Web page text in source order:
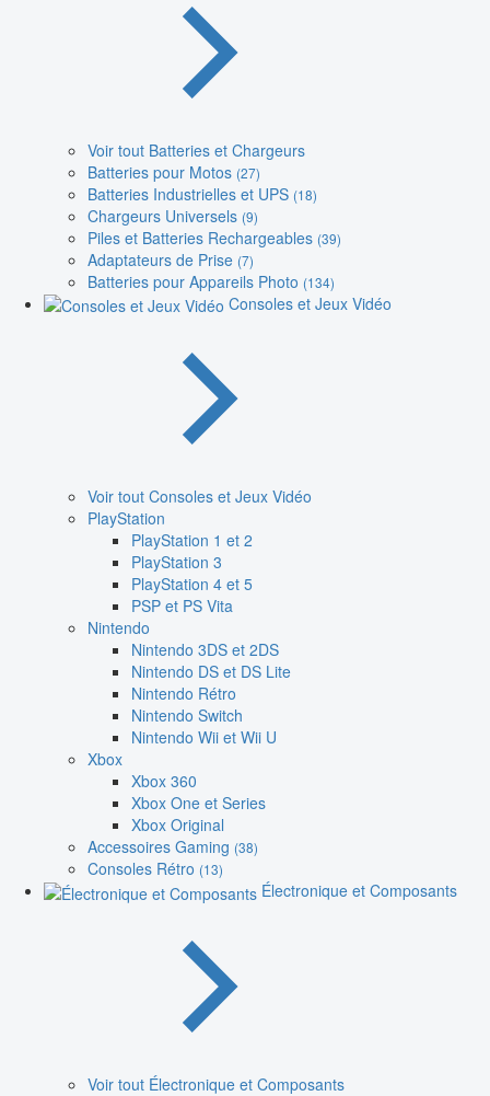
Voir tout Batteries et Chargeurs
Batteries pour Motos (27)
Batteries Industrielles et UPS (18)
Chargeurs Universels (9)
Piles et Batteries Rechargeables (39)
Adaptateurs de Prise (7)
Batteries pour Appareils Photo (134)
Consoles et Jeux Vidéo
Voir tout Consoles et Jeux Vidéo
PlayStation
PlayStation 1 et 2
PlayStation 3
PlayStation 4 et 5
PSP et PS Vita
Nintendo
Nintendo 3DS et 2DS
Nintendo DS et DS Lite
Nintendo Rétro
Nintendo Switch
Nintendo Wii et Wii U
Xbox
Xbox 360
Xbox One et Series
Xbox Original
Accessoires Gaming (38)
Consoles Rétro (13)
Électronique et Composants
Voir tout Électronique et Composants